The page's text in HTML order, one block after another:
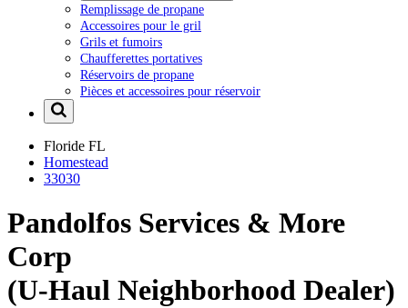
Remplissage de propane
Accessoires pour le gril
Grils et fumoirs
Chaufferettes portatives
Réservoirs de propane
Pièces et accessoires pour réservoir
Floride FL
Homestead
33030
Pandolfos Services & More
Corp
(U-Haul Neighborhood Dealer)